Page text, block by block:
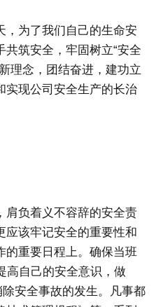
，为了我们自己的生命安
筑安全，牢固树立“安全
理念，团结奋进，建功立
实现公司安全生产的长治
肩负着义不容辞的安全责
应该牢记安全的重要性和
的重要日程上。确保当班
高自己的安全意识，做
安全事故的发生。凡事都